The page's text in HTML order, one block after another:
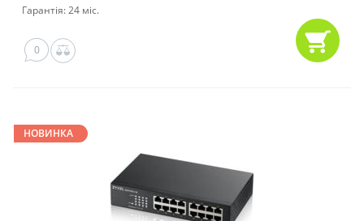
Гарантія: 24 міс.
0
НОВИНКА